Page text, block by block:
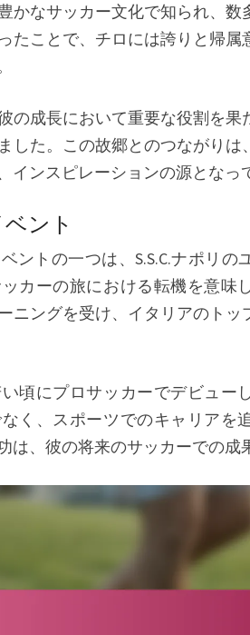
かなサッカー文化で知られ、数
たことで、チロには誇りと帰属
の成長において重要な役割を果
した。この故郷とのつながりは
ンスピレーションの源となっ
ント
ントの一つは、S.S.C.ナポリの
カーの旅における転機を意味
ニングを受け、イタリアのトッ
頃にプロサッカーでデビュー
く、スポーツでのキャリアを
は、彼の将来のサッカーでの成